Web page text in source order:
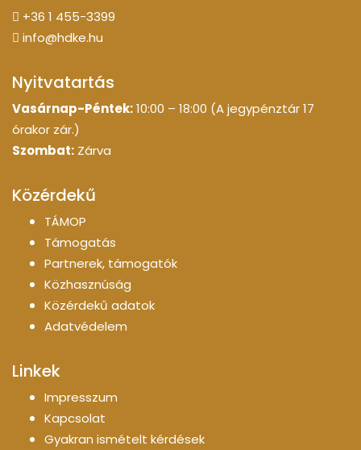
+36 1 455-3399
info@hdke.hu
Nyitvatartás
Vasárnap-Péntek:10:00 – 18:00 (A jegypénztár 17
órakor zár.)
Szombat: Zárva
Közérdekű
TÁMOP
Támogatás
Partnerek, támogatók
Közhasznúság
Közérdekű adatok
Adatvédelem
Linkek
Impresszum
Kapcsolat
Gyakran ismételt kérdések